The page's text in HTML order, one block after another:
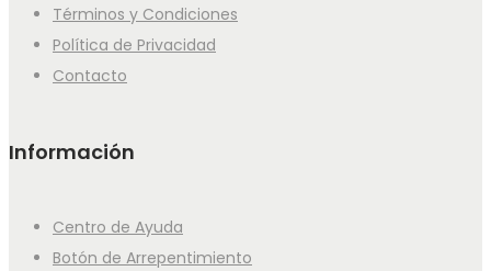
Términos y Condiciones
Política de Privacidad
Contacto
Información
Centro de Ayuda
Botón de Arrepentimiento